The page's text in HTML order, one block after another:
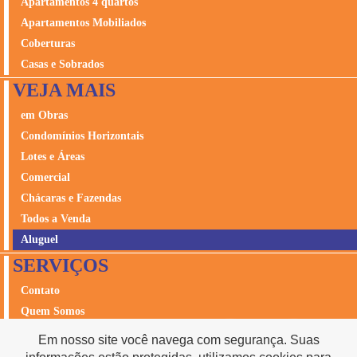
Apartamentos Mobiliados
Coberturas
Casas e Sobrados
VEJA MAIS
em Obras
Condomínios Horizontais
Lotes e Áreas
Comercial
Chácaras e Fazendas
Todos a Venda
Aluguel
SERVIÇOS
Contato
Quem Somos
Seguros
Em nosso site você navega com segurança. Suas